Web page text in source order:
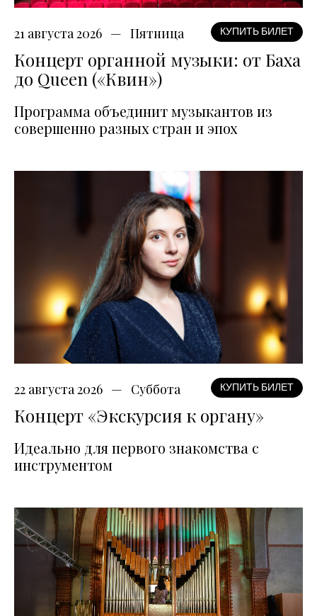
21 августа 2026 Пятница КУПИТЬ БИЛЕТ
Концерт органной музыки: от Баха
до Queen («Квин»)
Программа объединит музыкантов из
совершенно разных стран и эпох
22 августа 2026 Суббота КУПИТЬ БИЛЕТ
Концерт «Экскурсия к органу»
Идеально для первого знакомства с
инструментом